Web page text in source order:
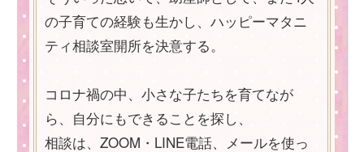
の子育ての経験も生かし、ハッピーマタニ
ティ相談室開所を決意する。
コロナ禍の中、小さな子たちを育てなが
ら、自分にもできることを探し、
相談は、ZOOM・LINE電話、メールを使っ